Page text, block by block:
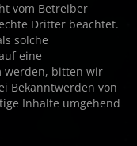
vom Betreiber
Dritter beachtet.
solche
eine
werden, bitten wir
Bekanntwerden von
Inhalte umgehend